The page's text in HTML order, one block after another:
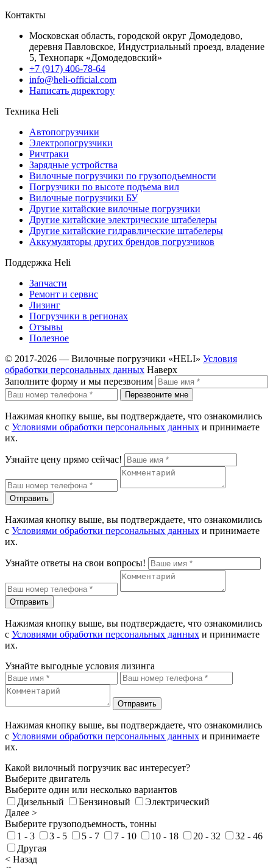
Контакты
Московская область, городской округ Домодедово,
деревня Павловское, Индустриальный проезд, владение
5, Технопарк «Домодедовский»
+7 (917) 406-78-64
info@heli-official.com
Написать директору
Техника Heli
Автопогрузчики
Электропогрузчики
Ричтраки
Зарядные устройства
Вилочные погрузчики по грузоподъемности
Погрузчики по высоте подъема вил
Вилочные погрузчики БУ
Другие китайские вилочные погрузчики
Другие китайские электрические штабелеры
Другие китайские гидравлические штабелеры
Аккумуляторы других брендов погрузчиков
Поддержка Heli
Запчасти
Ремонт и сервис
Лизинг
Погрузчики в регионах
Отзывы
Полезное
© 2017-2026 — Вилочные погрузчики «HELI» Условия
обработки персональных данных Наверх
Заполните форму и мы перезвоним
Перезвоните мне
Нажимая кнопку выше, вы подтверждаете, что ознакомились
с Условиями обработки персональных данных и принимаете
их.
Узнайте цену прямо сейчас!
Отправить
Нажимая кнопку выше, вы подтверждаете, что ознакомились
с Условиями обработки персональных данных и принимаете
их.
Узнайте ответы на свои вопросы!
Отправить
Нажимая кнопку выше, вы подтверждаете, что ознакомились
с Условиями обработки персональных данных и принимаете
их.
Узнайте выгодные условия лизинга
Отправить
Нажимая кнопку выше, вы подтверждаете, что ознакомились
с Условиями обработки персональных данных и принимаете
их.
Какой вилочный погрузчик вас интересует?
Выберите двигатель
Выберите один или несколько вариантов
Дизельный
Бензиновый
Электрический
Далее >
Выберите грузоподъемность, тонны
1 - 3
3 - 5 5 - 7 7 - 10 10 - 18 20 - 32
32 - 46
Другая
< Назад